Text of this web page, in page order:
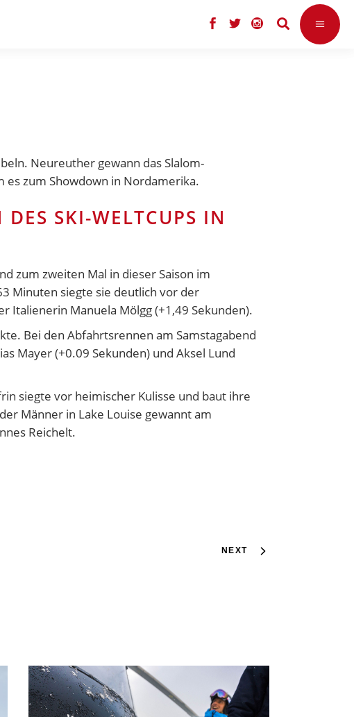
Neureuther gewann das Slalom-
es zum Showdown in Nordamerika.
SKI-WELTCUPS IN
zum zweiten Mal in dieser Saison im
Minuten siegte sie deutlich vor der
Italienerin Manuela Mölgg (+1,49 Sekunden).
Bei den Abfahrtsrennen am Samstagabend
Mayer (+0.09 Sekunden) und Aksel Lund
siegte vor heimischer Kulisse und baut ihre
Männer in Lake Louise gewannt am
Reichelt.
NEXT